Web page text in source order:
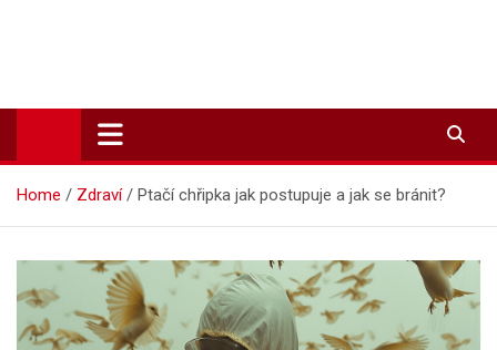
Zpravodajství-info.cz
Aktuality a informace on-line
Home Zdraví Ptačí chřipka jak postupuje a jak se bránit?